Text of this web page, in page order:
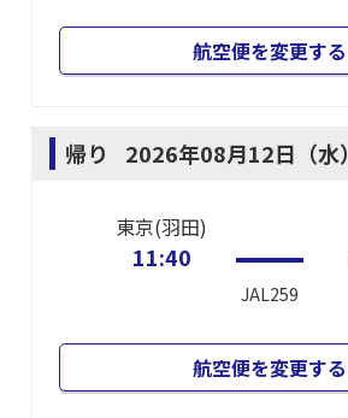
航空便を変更する
帰り 2026年08月12日（水）
東京(羽田)
11:40
JAL259
航空便を変更する